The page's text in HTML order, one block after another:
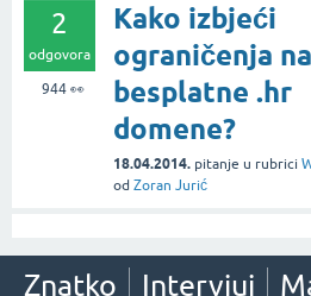
2
odgovora
944👀
Kako izbjeći
ograničenja
besplatne .hr
domene?
18.04.2014. pitanje u rubrici
od Zoran Jurić
Znatko Intervjui